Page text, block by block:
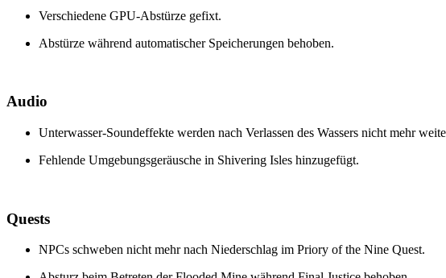
Verschiedene GPU-Abstürze gefixt.
Abstürze während automatischer Speicherungen behoben.
Audio
Unterwasser-Soundeffekte werden nach Verlassen des Wassers nicht mehr
Fehlende Umgebungsgeräusche in Shivering Isles hinzugefügt.
Quests
NPCs schweben nicht mehr nach Niederschlag im Priory of the Nine Quest.